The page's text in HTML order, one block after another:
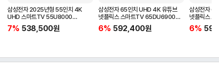
삼성전자 2025년형 55인치 4K
UHD 스마트TV 55U8000
미사용리퍼
7% 538,500원
삼성전자 65인치 UHD 4K 유튜브
넷플릭스 스마트TV 65DU6900
미사용리퍼
6% 592,400원
삼성전자
넷플릭스
미사용리퍼
6%